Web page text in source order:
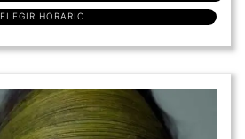
ELEGIR HORARIO